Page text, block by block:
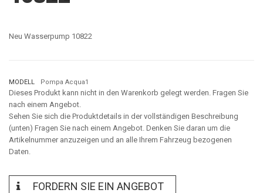
Neu Wasserpump 10822
MODELL Pompa Acqua1
Dieses Produkt kann nicht in den Warenkorb gelegt werden. Fragen Sie
nach einem Angebot.
Sehen Sie sich die Produktdetails in der vollständigen Beschreibung
(unten) Fragen Sie nach einem Angebot. Denken Sie daran um die
Artikelnummer anzuzeigen und an alle Ihrem Fahrzeug bezogenen
Daten.
FORDERN SIE EIN ANGEBOT